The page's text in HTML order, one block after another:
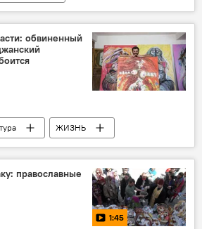
Пасха
обвиненный
ЖИЗНЬ
Вюсал Рагим
православные
1:45